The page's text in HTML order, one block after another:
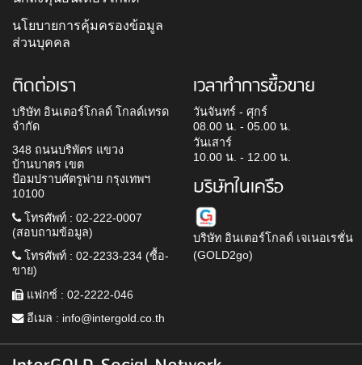
นโยบายการคุ้มครองข้อมูล
ส่วนบุคคล
ติดต่อเรา
บริษัท อินเตอร์โกลด์ โกลด์เทรด
จำกัด
348 ถนนบริพัตร แขวง
บ้านบาตร เขต
ป้อมปราบศัตรูพ่าย กรุงเทพฯ
10100
โทรศัพท์ : 02-222-0007
(สอบถามข้อมูล)
โทรศัพท์ : 02-2233-234 (ซื้อ-
ขาย)
แฟกซ์ : 02-2222-046
อีเมล : info@intergold.co.th
เวลาทำการซื้อขาย
วันจันทร์ - ศุกร์
08.00 น. - 05.00 น.
วันเสาร์
10.00 น. - 12.00 น.
บริษัทในเครือ
บริษัท อินเตอร์โกลด์ เจเนอเรชั่น
(GOLD2go)